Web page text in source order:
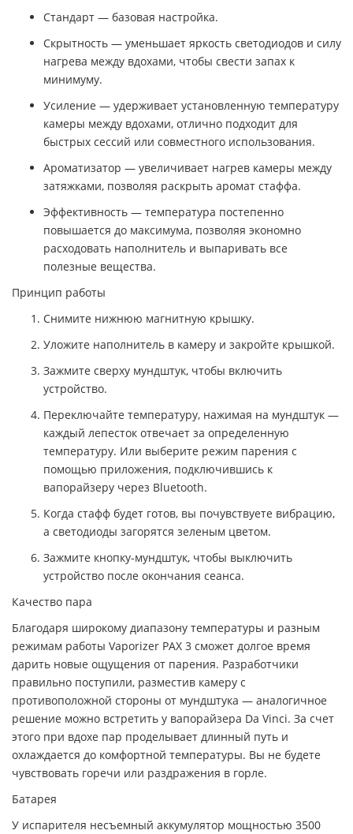
Стандарт — базовая настройка.
Скрытность — уменьшает яркость светодиодов и силу
нагрева между вдохами, чтобы свести запах к
минимуму.
Усиление — удерживает установленную температуру
камеры между вдохами, отлично подходит для
быстрых сессий или совместного использования.
Ароматизатор — увеличивает нагрев камеры между
затяжками, позволяя раскрыть аромат стаффа.
Эффективность — температура постепенно
повышается до максимума, позволяя экономно
расходовать наполнитель и выпаривать все
полезные вещества.
Принцип работы
Снимите нижнюю магнитную крышку.
Уложите наполнитель в камеру и закройте крышкой.
Зажмите сверху мундштук, чтобы включить
устройство.
Переключайте температуру, нажимая на мундштук —
каждый лепесток отвечает за определенную
температуру. Или выберите режим парения с
помощью приложения, подключившись к
вапорайзеру через Bluetooth.
Когда стафф будет готов, вы почувствуете вибрацию,
а светодиоды загорятся зеленым цветом.
Зажмите кнопку-мундштук, чтобы выключить
устройство после окончания сеанса.
Качество пара
Благодаря широкому диапазону температуры и разным
режимам работы Vaporizer PAX 3 сможет долгое время
дарить новые ощущения от парения. Разработчики
правильно поступили, разместив камеру с
противоположной стороны от мундштука — аналогичное
решение можно встретить у вапорайзера Da Vinci. За счет
этого при вдохе пар проделывает длинный путь и
охлаждается до комфортной температуры. Вы не будете
чувствовать горечи или раздражения в горле.
Батарея
У испарителя несъемный аккумулятор мощностью 3500